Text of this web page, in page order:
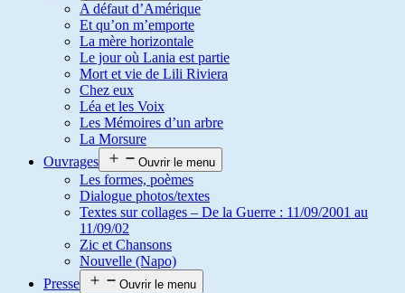
A défaut d’Amérique
Et qu’on m’emporte
La mère horizontale
Le jour où Lania est partie
Mort et vie de Lili Riviera
Chez eux
Léa et les Voix
Les Mémoires d’un arbre
La Morsure
Ouvrages
Ouvrir le menu
Les formes, poèmes
Dialogue photos/textes
Textes sur collages – De la Guerre : 11/09/2001 au
11/09/02
Zic et Chansons
Nouvelle (Napo)
Presse
Ouvrir le menu